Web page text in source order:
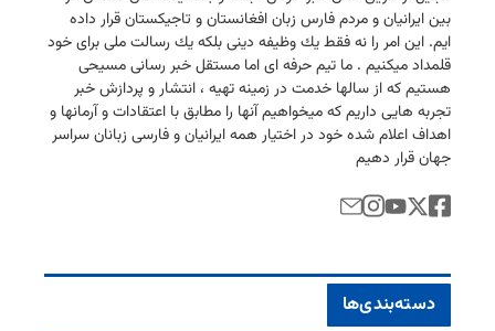
بین ایرانیان و مردم فارس زبان افغانستان و تاجیكستان قرار داده
ایم. این امر را نه فقط یك وظیفه دینی بلكه یك رسالت ملی برای خود
قلمداد میكنیم . ما تیم حرفه ای اما مستقل خبر رسانی مسیحی
هستیم كه از سالها خدمت در زمینه تهیه ، انتشار و پردازش خبر
تجربه هایی داریم كه میخواهیم آنها را مطابق با اعتقادات و آرمانها و
اهداف اعلام شده خود در اختیار همه ایرانیان و فارسی زبانان سراسر
جهان قرار دهیم
دسته‌بندی‌ها